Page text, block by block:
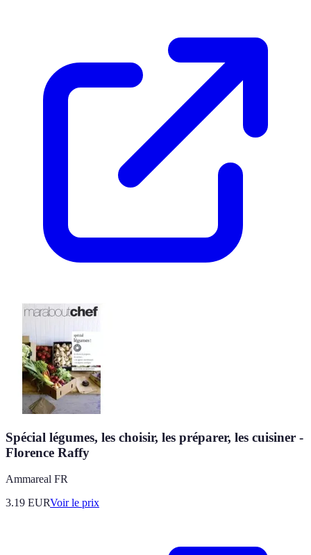
Spécial légumes, les choisir, les préparer, les cuisiner -
Florence Raffy
Ammareal FR
3.19 EURVoir le prix